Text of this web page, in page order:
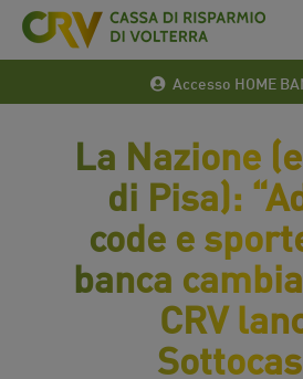
Accesso HOME
La Nazione
di Pisa):
code e
banca
CRV